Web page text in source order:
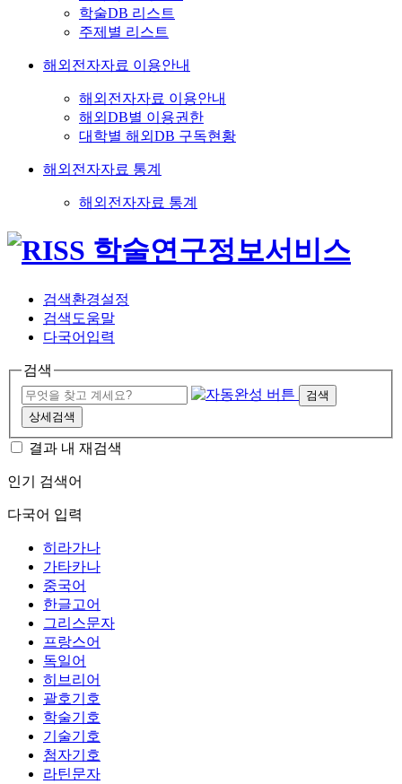
학술DB 리스트
주제별 리스트
해외전자자료 이용안내
해외전자자료 이용안내
해외DB별 이용권한
대학별 해외DB 구독현황
해외전자자료 통계
해외전자자료 통계
검색환경설정
검색도움말
다국어입력
검색
검색
상세검색
결과 내 재검색
인기 검색어
다국어 입력
히라가나
가타카나
중국어
한글고어
그리스문자
프랑스어
독일어
히브리어
괄호기호
학술기호
기술기호
첨자기호
라틴문자